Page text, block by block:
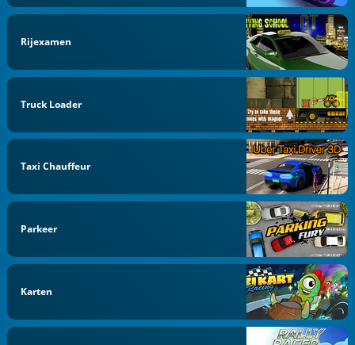
Rijexamen
Truck Loader
Taxi Chauffeur
Parkeer
Karten